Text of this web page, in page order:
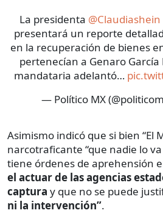
La presidenta @Claudiashein
presentará un reporte
en la recuperación de bienes
pertenecían a Genaro
mandataria adelantó…
— Político MX
Asimismo indicó que si bien “El
narcotraficante “que nadie lo
tiene órdenes de aprehensión
el actuar de las agencias
captura y que no se puede
ni la intervención”.